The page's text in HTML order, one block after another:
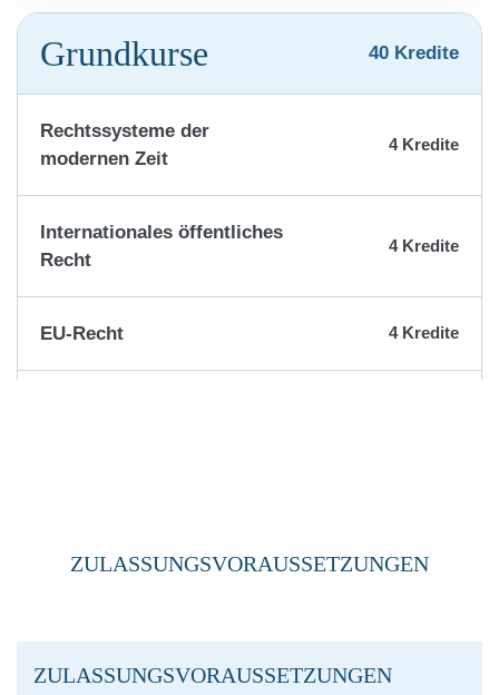
Grundkurse 40 Kredite
Rechtssysteme der
modernen Zeit
4 Kredite
Internationales öffentliches
Recht
4 Kredite
EU-Recht 4 Kredite
internationalen und
4 Kredite
ZULASSUNGSVORAUSSETZUNGEN
ZULASSUNGSVORAUSSETZUNGEN